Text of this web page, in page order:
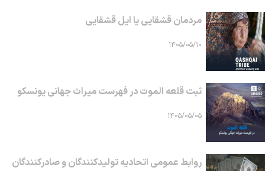
مردمان قشقایی یا ایل قشقایی
۱۴۰۵/۰۵/۱۰
ثبت قلعه الموت در فهرست میراث جهانی یونسکو
۱۴۰۵/۰۵/۰۵
روابط عمومی اتحادیه تولیدکنندگان و صادرکنندگان